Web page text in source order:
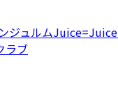
ジュルムJuice=Juice
ラブ